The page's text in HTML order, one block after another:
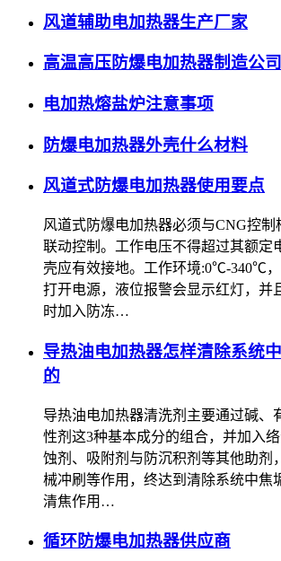
风道辅助电加热器生产厂家
高温高压防爆电加热器制造公司
电加热熔盐炉注意事项
防爆电加热器外壳什么材料
风道式防爆电加热器使用要点
风道式防爆电加热器必须与CNG控
联动控制。工作电压不得超过其额定
壳应有效接地。工作环境:0℃-340℃
打开电源，液位报警会显示红灯，并
时加入防冻…
导热油电加热器怎样清除系统
的
导热油电加热器清洗剂主要通过碱、
性剂这3种基本成分的组合，并加入
蚀剂、吸附剂与防沉积剂等其他助剂
械冲刷等作用，终达到清除系统中焦
清焦作用…
循环防爆电加热器供应商